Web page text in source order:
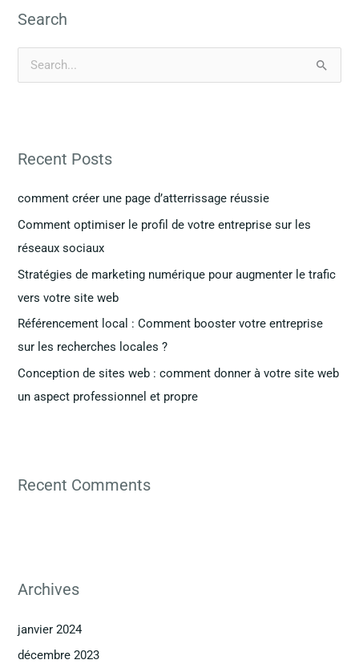
Search
e
h
e
r
:
Recent Posts
comment créer une page d’atterrissage réussie
Comment optimiser le profil de votre entreprise sur les
réseaux sociaux
Stratégies de marketing numérique pour augmenter le trafic
vers votre site web
Référencement local : Comment booster votre entreprise
sur les recherches locales ?
Conception de sites web : comment donner à votre site web
un aspect professionnel et propre
Recent Comments
Archives
janvier 2024
décembre 2023